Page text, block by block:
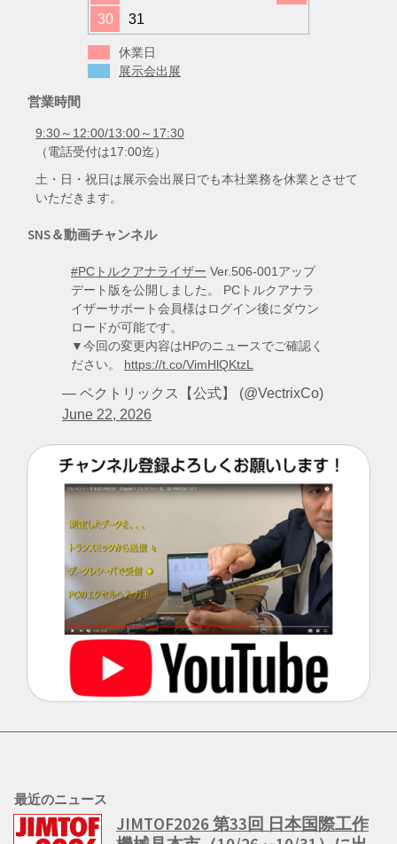
30 31
休業日
展示会出展
営業時間
9:30～12:00/13:00～17:30
（電話受付は17:00迄）
土・日・祝日は展示会出展日でも本社業務を休業とさせて
いただきます。
SNS＆動画チャンネル
#PCトルクアナライザー Ver.506-001アップ
デート版を公開しました。 PCトルクアナラ
イザーサポート会員様はログイン後にダウン
ロードが可能です。
▼今回の変更内容はHPのニュースでご確認く
ださい。 https://t.co/VimHlQKtzL
— ベクトリックス【公式】 (@VectrixCo)
June 22, 2026
最近のニュース
JIMTOF2026 第33回 日本国際工作